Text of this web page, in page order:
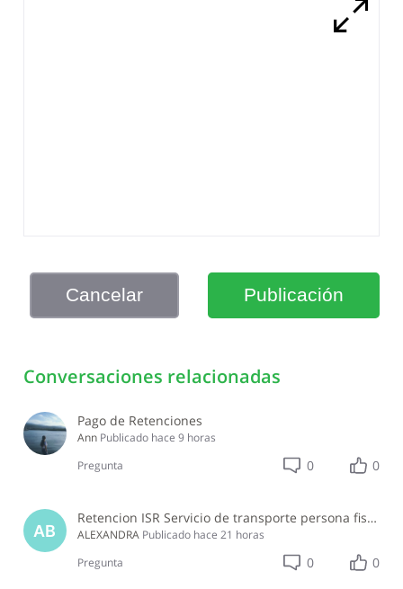
Cancelar Publicación
Conversaciones relacionadas
Pago de Retenciones
Ann Publicado hace 9 horas
Pregunta
0 0
AB
Retencion ISR Servicio de transporte persona fisica
ALEXANDRA Publicado hace 21 horas
Pregunta
0 0